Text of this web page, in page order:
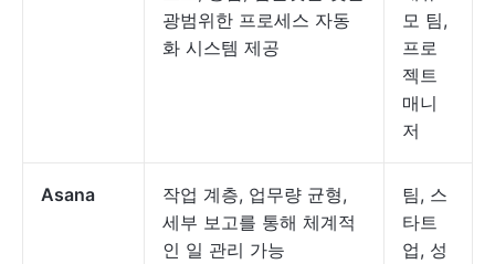
광범위한 프로세스 자동
화 시스템 제공
모 팀,
프로
젝트
매니
저
Asana
작업 계층, 업무량 균형,
세부 보고를 통해 체계적
인 일 관리 가능
팀, 스
타트
업, 성